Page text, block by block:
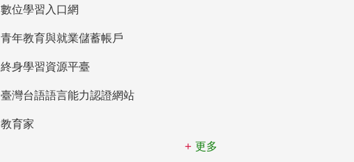
數位學習入口網
青年教育與就業儲蓄帳戶
終身學習資源平臺
臺灣台語語言能力認證網站
教育家
更多